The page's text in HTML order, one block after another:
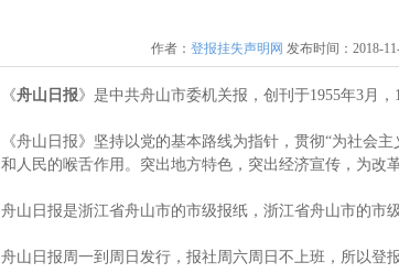
作者： 登报挂失声明网 发布时间：2018-
《舟山日报》是中共舟山市委机关报，创刊于1955年3月，
《舟山日报》坚持以党的基本路线为指针，贯彻“为社会
和人民的喉舌作用。突出地方特色，突出经济宣传，为改
舟山日报是浙江省舟山市的市级报纸，浙江省舟山市的市
舟山日报周一到周日发行，报社周六周日不上班，所以登